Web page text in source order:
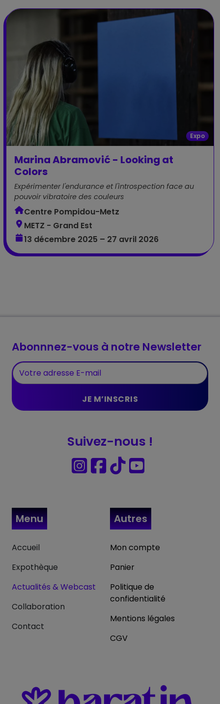
Expo
Marina Abramović - Looking at
Colors
Expérimenter l'endurance et l'introspection face au
pouvoir vibratoire des couleurs
Centre Pompidou-Metz
METZ - Grand Est
13 décembre 2025 – 27 avril 2026
Abonnnez-vous à notre Newsletter
Suivez-nous !
Menu
Accueil
Expothèque
Actualités & Webcast
Collaboration
Contact
Autres
Mon compte
Panier
Politique de
confidentialité
Mentions légales
CGV